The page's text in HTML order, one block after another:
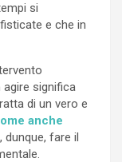
si
e che in
significa
di un vero e
anche
, dunque, fare il